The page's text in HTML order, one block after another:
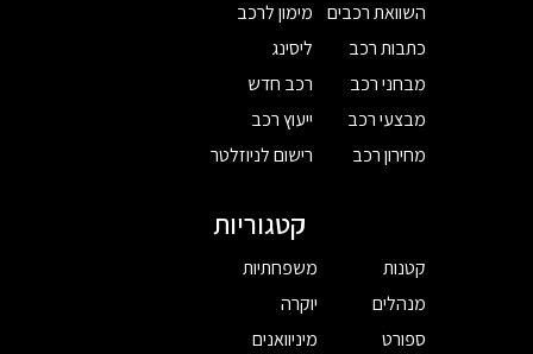
השוואת רכבים
כתבות רכב
מבחני רכב
מבצעי רכב
מחירון רכב
מימון לרכב
ליסינג
רכב חדש
ייעוץ רכב
רישום לניוזלטר
קטגוריות
קטנות
מנהלים
ספורט
משפחתיות
יוקרה
מיניוואנים